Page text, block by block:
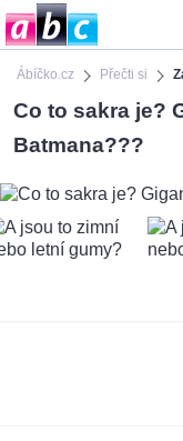
Ábíčko.cz Přečti si
Co to sakra je?
Batmana???